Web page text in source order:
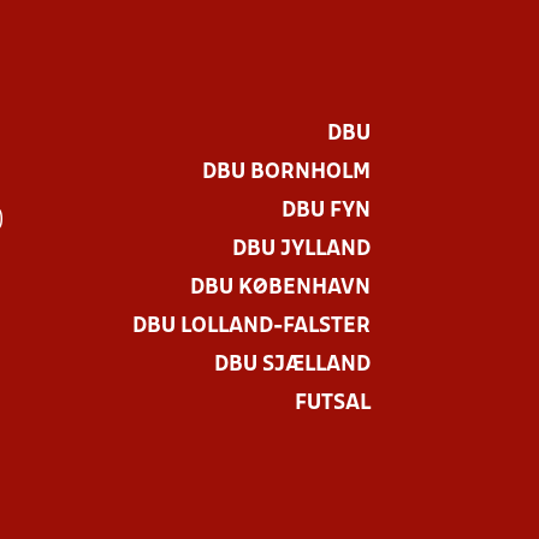
DBU
DBU BORNHOLM
DBU FYN
DBU JYLLAND
DBU KØBENHAVN
DBU LOLLAND-FALSTER
DBU SJÆLLAND
FUTSAL